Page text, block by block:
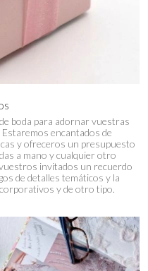
boda para adornar vuestras
encantados de
y ofreceros un presupuesto
a mano y cualquier otro
invitados un recuerdo
de detalles temáticos y la
y de otro tipo.